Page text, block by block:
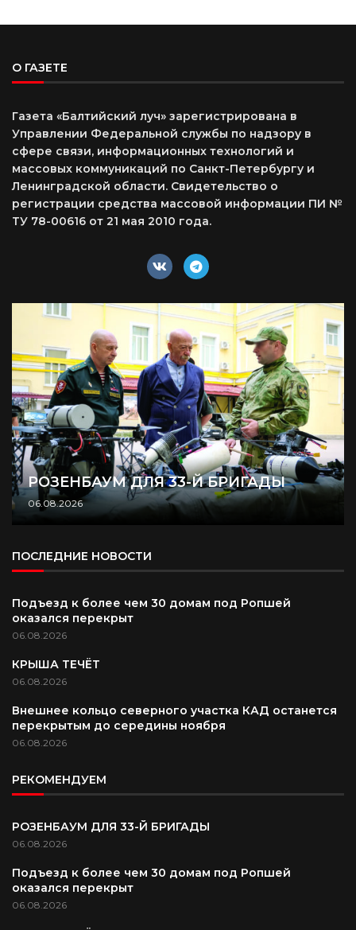
О ГАЗЕТЕ
Газета «Балтийский луч» зарегистрирована в
Управлении Федеральной службы по надзору в
сфере связи, информационных технологий и
массовых коммуникаций по Санкт-Петербургу и
Ленинградской области. Свидетельство о
регистрации средства массовой информации ПИ №
ТУ 78-00616 от 21 мая 2010 года.
РОЗЕНБАУМ ДЛЯ 33-Й БРИГАДЫ
06.08.2026
ПОСЛЕДНИЕ НОВОСТИ
Подъезд к более чем 30 домам под Ропшей
оказался перекрыт
06.08.2026
КРЫША ТЕЧЁТ
06.08.2026
Внешнее кольцо северного участка КАД останется
перекрытым до середины ноября
06.08.2026
РЕКОМЕНДУЕМ
РОЗЕНБАУМ ДЛЯ 33-Й БРИГАДЫ
06.08.2026
Подъезд к более чем 30 домам под Ропшей
оказался перекрыт
06.08.2026